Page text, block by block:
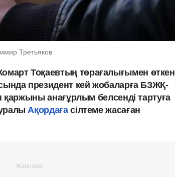
Третьяков
Тоқаевтың төрағалығымен өткен
президент кей жобаларға БЗЖҚ-
қаржыны анағұрлым белсенді тартуға
Ақордағасілтеме жасаған